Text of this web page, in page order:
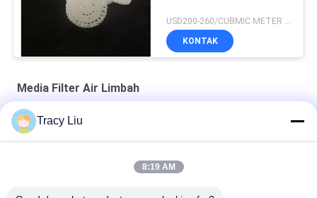
USD200-260/CUBMIC METER MOQ:1CubmicMeter
KONTAK
Media Filter Air Limbah
HDPE 19 Kamar MBBR Media Filter Air Limbah 25X10mm
Tracy Liu
8:19 AM